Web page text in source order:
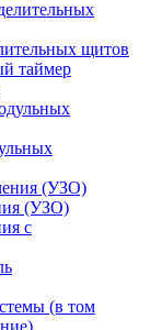
щитов
таймер
(УЗО)
с
(в том